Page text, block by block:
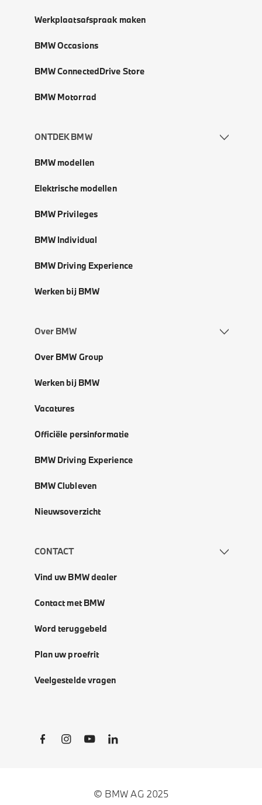
Werkplaatsafspraak maken
BMW Occasions
BMW ConnectedDrive Store
BMW Motorrad
ONTDEK BMW
BMW modellen
Elektrische modellen
BMW Privileges
BMW Individual
BMW Driving Experience
Werken bij BMW
Over BMW
Over BMW Group
Werken bij BMW
Vacatures
Officiële persinformatie
BMW Driving Experience
BMW Clubleven
Nieuwsoverzicht
CONTACT
Vind uw BMW dealer
Contact met BMW
Word teruggebeld
Plan uw proefrit
Veelgestelde vragen
Social Links
© BMW AG 2025